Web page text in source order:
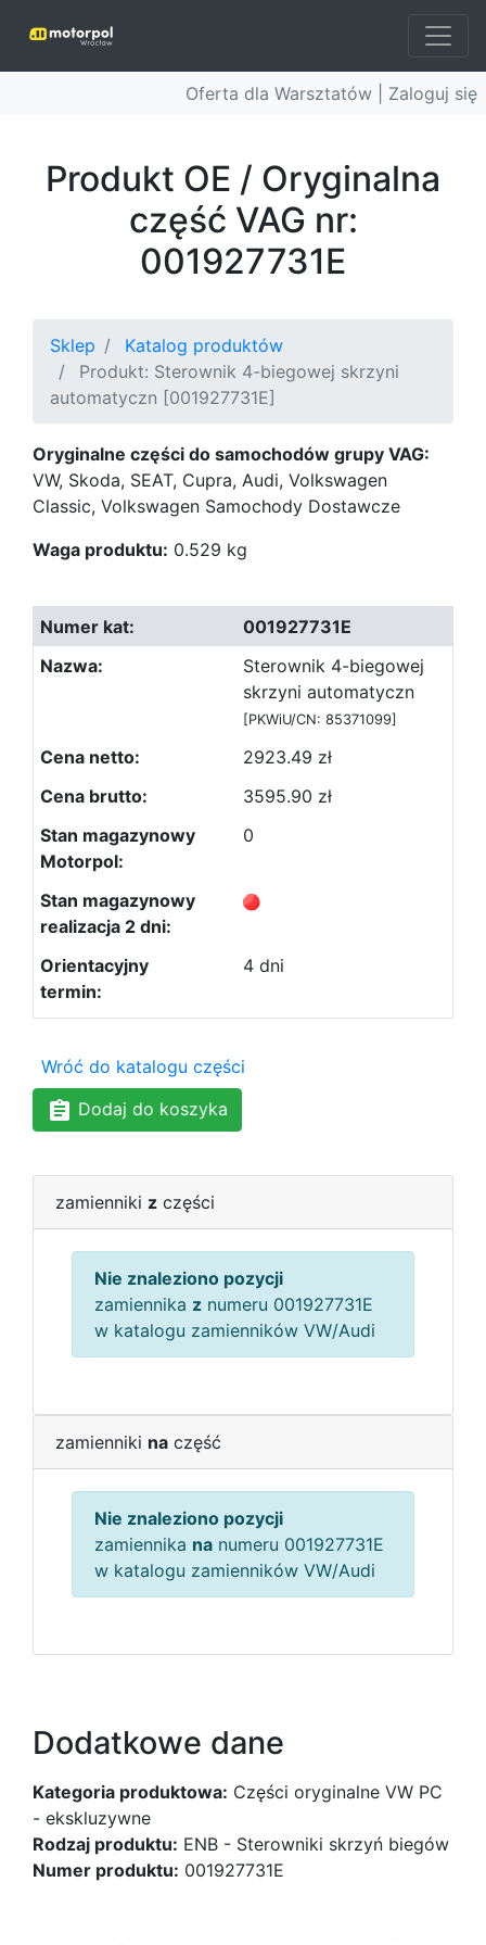
Oferta dla Warsztatów | Zaloguj się
Produkt OE / Oryginalna
część VAG nr:
001927731E
Sklep
Katalog produktów
Produkt: Sterownik 4-biegowej skrzyni
automatyczn [001927731E]
Oryginalne części do samochodów grupy VAG:
VW, Skoda, SEAT, Cupra, Audi, Volkswagen
Classic, Volkswagen Samochody Dostawcze
Waga produktu: 0.529 kg
001927731E
Sterownik 4-biegowej
skrzyni automatyczn
[PKWiU/CN: 85371099]
2923.49 zł
3595.90 zł
0
4 dni
Wróć do katalogu części
Dodaj do koszyka
zamienniki z części
Nie znaleziono pozycji
zamiennika z numeru 001927731E
w katalogu zamienników VW/Audi
zamienniki na część
Nie znaleziono pozycji
zamiennika na numeru 001927731E
w katalogu zamienników VW/Audi
Dodatkowe dane
Kategoria produktowa: Części oryginalne VW PC
- ekskluzywne
Rodzaj produktu: ENB - Sterowniki skrzyń biegów
Numer produktu: 001927731E